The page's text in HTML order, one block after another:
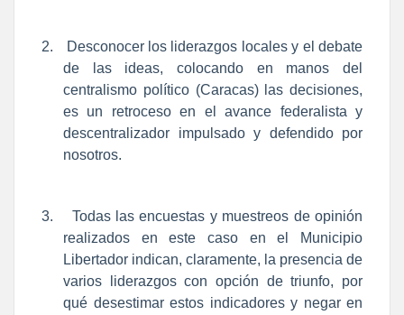
2.
Desconocer los liderazgos locales y el debate
de las ideas, colocando en manos del
centralismo político (Caracas) las decisiones,
es un retroceso en el avance federalista y
descentralizador impulsado y defendido por
nosotros.
3.
Todas las encuestas y muestreos de opinión
realizados en este caso en el Municipio
Libertador indican, claramente, la presencia de
varios liderazgos con opción de triunfo, por
qué desestimar estos indicadores y negar en